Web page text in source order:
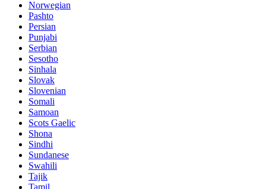
Norwegian
Pashto
Persian
Punjabi
Serbian
Sesotho
Sinhala
Slovak
Slovenian
Somali
Samoan
Scots Gaelic
Shona
Sindhi
Sundanese
Swahili
Tajik
Tamil